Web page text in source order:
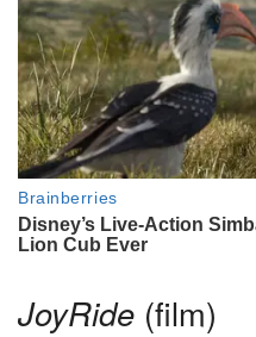
JoyRide (film)